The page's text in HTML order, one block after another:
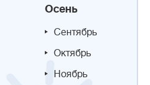
Осень
Сентябрь
Октябрь
Ноябрь